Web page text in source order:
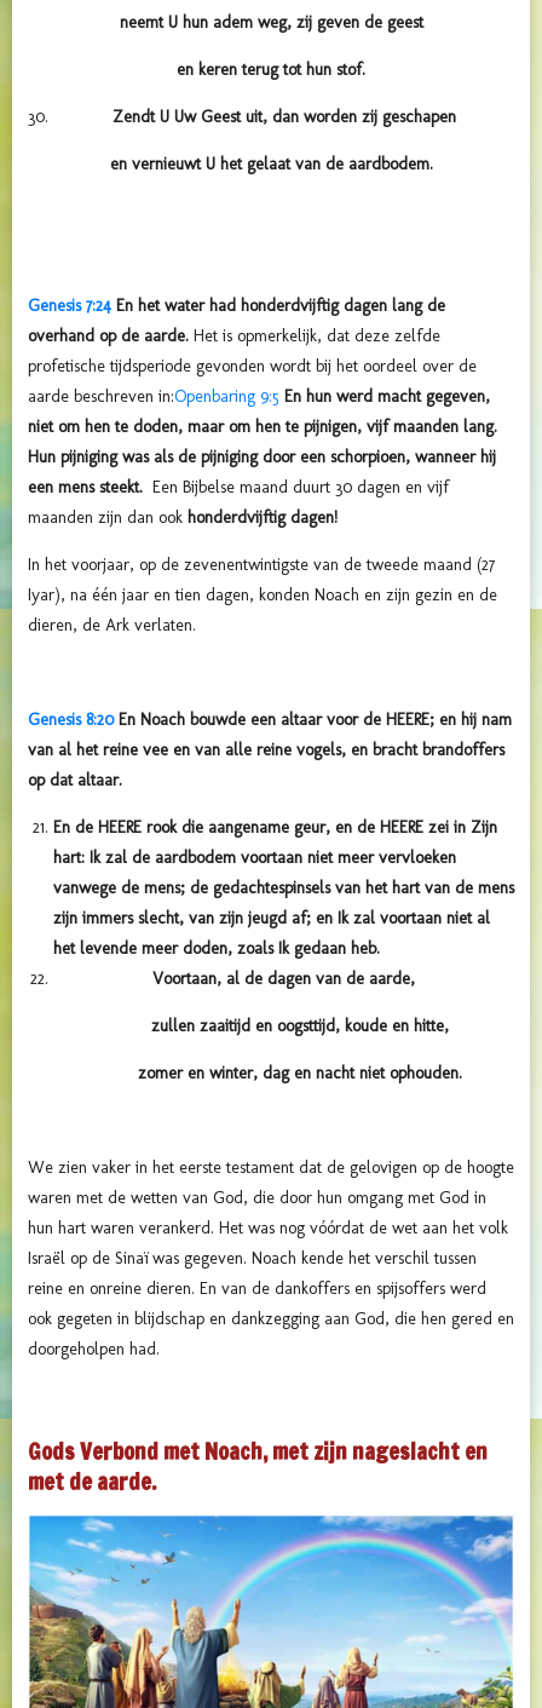
neemt U hun adem weg, zij geven de geest
en keren terug tot hun stof.
Zendt U Uw Geest uit, dan worden zij geschapen
en vernieuwt U het gelaat van de aardbodem.
Genesis 7:24 En het water had honderdvijftig dagen lang de
overhand op de aarde. Het is opmerkelijk, dat deze zelfde
profetische tijdsperiode gevonden wordt bij het oordeel over de
aarde beschreven in:Openbaring 9:5 En hun werd macht gegeven,
niet om hen te doden, maar om hen te pijnigen, vijf maanden lang.
Hun pijniging was als de pijniging door een schorpioen, wanneer hij
een mens steekt. Een Bijbelse maand duurt 30 dagen en vijf
maanden zijn dan ook honderdvijftig dagen!
In het voorjaar, op de zevenentwintigste van de tweede maand (27
Iyar), na één jaar en tien dagen, konden Noach en zijn gezin en de
dieren, de Ark verlaten.
Genesis 8:20En Noach bouwde een altaar voor de HEERE; en hij nam
van al het reine vee en van alle reine vogels, en bracht brandoffers
op dat altaar.
En de HEERE rook die aangename geur, en de HEERE zei in Zijn
hart: Ik zal de aardbodem voortaan niet meer vervloeken
vanwege de mens; de gedachtespinsels van het hart van de mens
zijn immers slecht, van zijn jeugd af; en Ik zal voortaan niet al
het levende meer doden, zoals Ik gedaan heb.
Voortaan, al de dagen van de aarde,
zullen zaaitijd en oogsttijd, koude en hitte,
zomer en winter, dag en nacht niet ophouden.
We zien vaker in het eerste testament dat de gelovigen op de hoogte
waren met de wetten van God, die door hun omgang met God in
hun hart waren verankerd. Het was nog vóórdat de wet aan het volk
Israël op de Sinaï was gegeven. Noach kende het verschil tussen
reine en onreine dieren. En van de dankoffers en spijsoffers werd
ook gegeten in blijdschap en dankzegging aan God, die hen gered en
doorgeholpen had.
Gods Verbond met Noach, met zijn nageslacht en
met de aarde.